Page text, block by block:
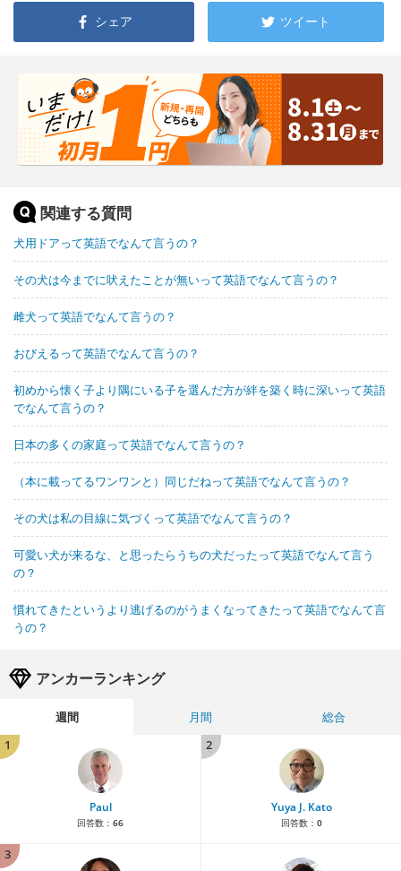
シェア ツイート
関連する質問
犬用ドアって英語でなんて言うの？
その犬は今までに吠えたことが無いって英語でなんて言うの？
雌犬って英語でなんて言うの？
おびえるって英語でなんて言うの？
初めから懐く子より隅にいる子を選んだ方が絆を築く時に深いって英語
でなんて言うの？
日本の多くの家庭って英語でなんて言うの？
（本に載ってるワンワンと）同じだねって英語でなんて言うの？
その犬は私の目線に気づくって英語でなんて言うの？
可愛い犬が来るな、と思ったらうちの犬だったって英語でなんて言う
の？
慣れてきたというより逃げるのがうまくなってきたって英語でなんて言
うの？
アンカーランキング
週間 月間
総合
1
Paul
回答数： 66
2
Yuya J. Kato
回答数： 0
3